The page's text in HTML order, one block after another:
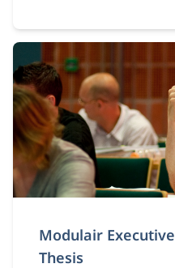
dilemma’s, leer je van
bestuurders en vertaal
van jouw fonds
Modulair
Thesis